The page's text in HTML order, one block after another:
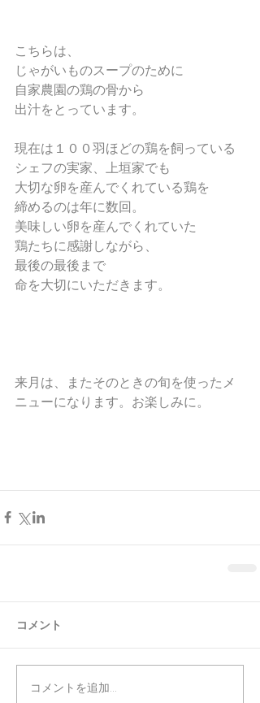
こちらは、
じゃがいものスープのために
自家農園の鶏の骨から
出汁をとっています。
現在は１００羽ほどの鶏を飼っている
シェフの実家、上垣家でも
大切な卵を産んでくれている鶏を
締めるのは年に数回。
美味しい卵を産んでくれていた
鶏たちに感謝しながら、
最後の最後まで
命を大切にいただきます。
来月は、またそのときの旬を使ったメ
ニューになります。お楽しみに。
コメント
コメントを追加…